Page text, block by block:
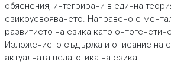
обяснения, интегрирани в единна
езикоусвояването. Направено е
развитието на езика като
Изложението съдържа и описание на
актуалната педагогика на езика.